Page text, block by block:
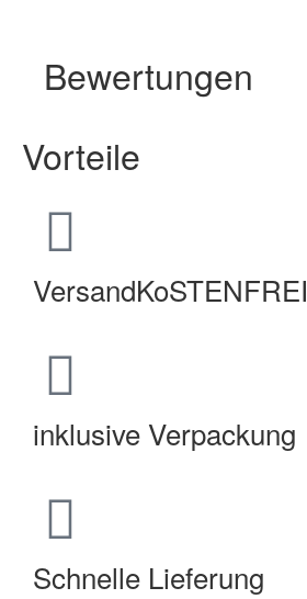
Bewertungen
Vorteile
VersandKoSTENFREI
inklusive Verpackung
Schnelle Lieferung